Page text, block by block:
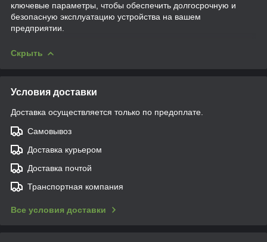
ключевые параметры, чтобы обеспечить долгосрочную и
безопасную эксплуатацию устройства на вашем
предприятии.
Скрыть
Условия доставки
Доставка осуществляется только по предоплате.
Самовывоз
Доставка курьером
Доставка почтой
Транспортная компания
Все условия доставки